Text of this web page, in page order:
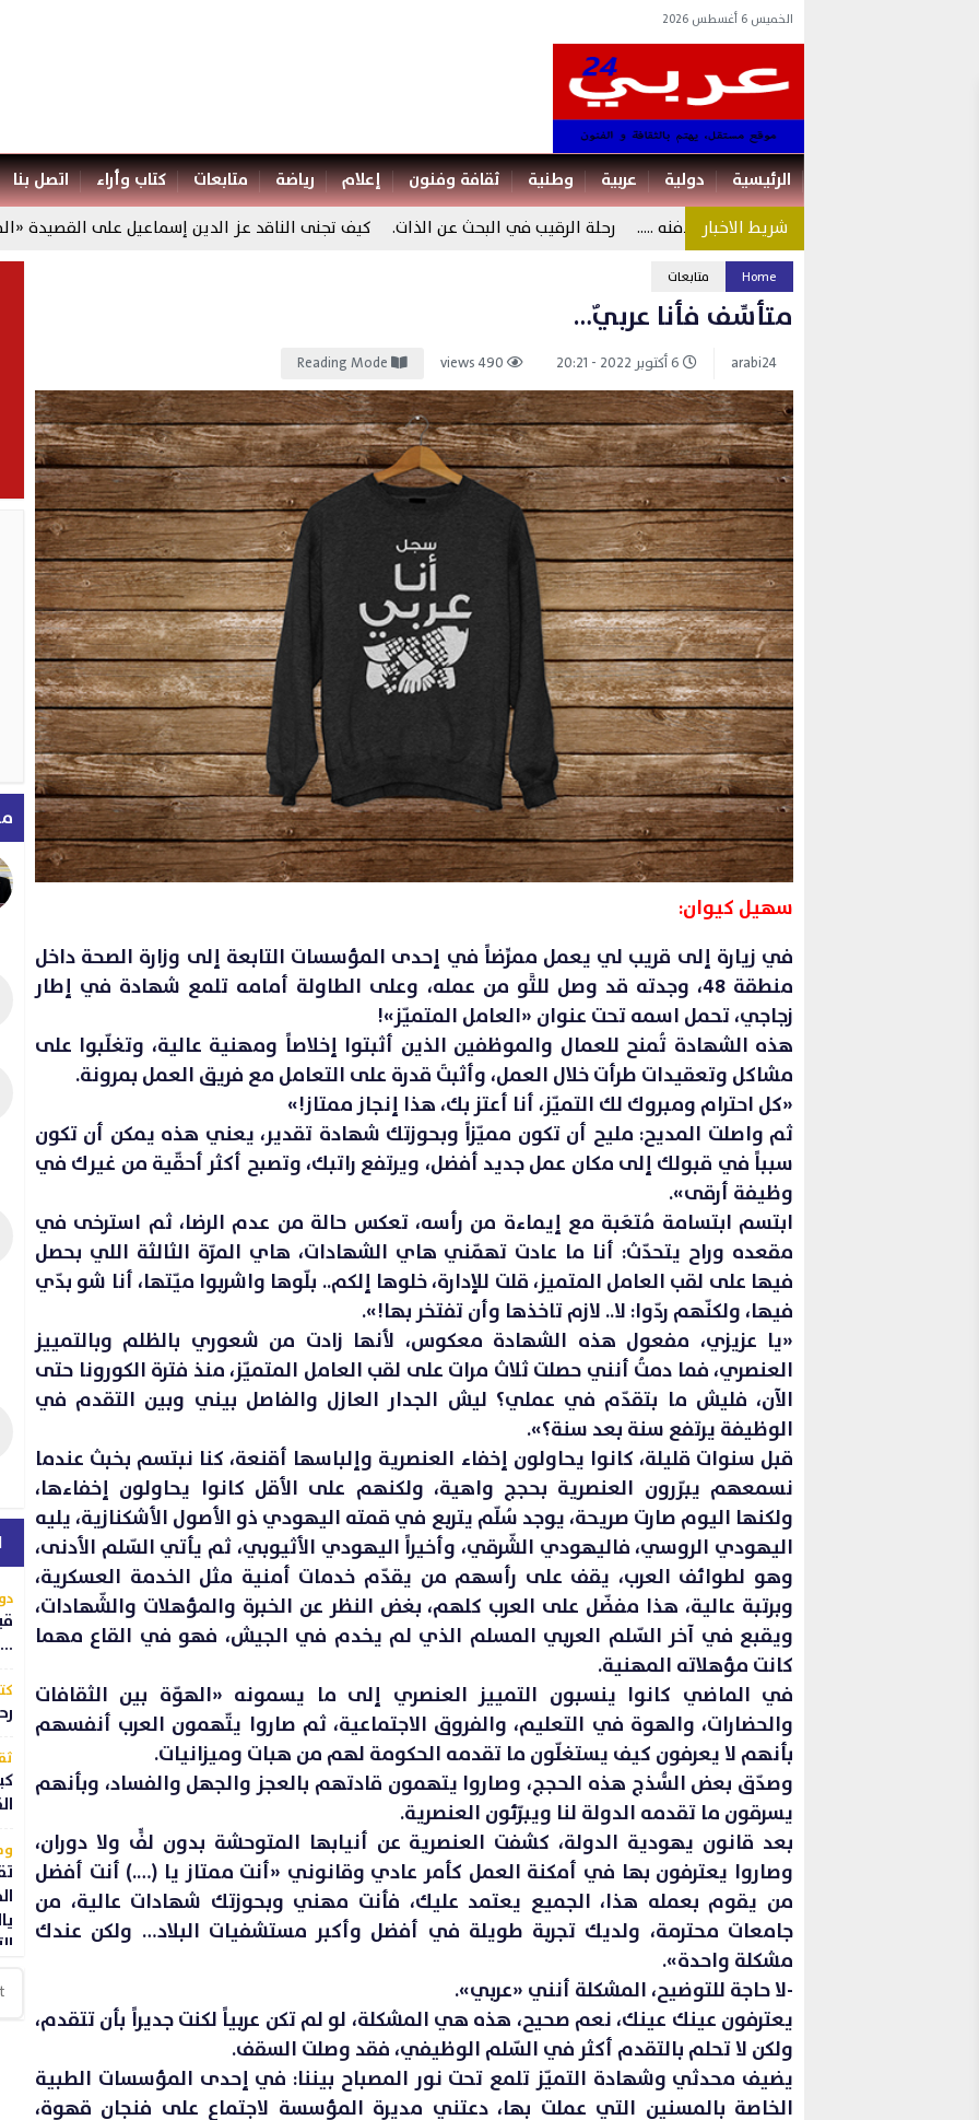
الخميس 6 أغسطس 2026
الرئيسية دولية عربية وطنية ثقافة وفنون إعلام رياضة متابعات كتاب وأراء اتصل بنا
مات سياسيا واكرام الميت دفنه …..
رحلة الرقيب في البحث عن الذات. كيف تجنى الناقد عز الدين إسماعيل على القصيدة
Home متابعات
متأسِّف فأنا عربيٌ…
arabi24
سهيل كيوان:
في زيارة إلى قريب لي يعمل ممرِّضاً في إحدى المؤسسات التابعة إلى وزارة الصحة داخل
منطقة 48، وجدته قد وصل للتَّو من عمله، وعلى الطاولة أمامه تلمع شهادة في إطار
زجاجي، تحمل اسمه تحت عنوان «العامل المتميّز»!
هذه الشهادة تُمنح للعمال والموظفين الذين أثبتوا إخلاصاً ومهنية عالية، وتغلّبوا على
مشاكل وتعقيدات طرأت خلال العمل، وأثبتَ قدرة على التعامل مع فريق العمل بمرونة.
«كل احترام ومبروك لك التميّز، أنا أعتز بك، هذا إنجاز ممتاز!»
ثم واصلت المديح: مليح أن تكون مميّزاً وبحوزتك شهادة تقدير، يعني هذه يمكن أن تكون
سبباً في قبولك إلى مكان عمل جديد أفضل، ويرتفع راتبك، وتصبح أكثر أحقّية من غيرك في
وظيفة أرقى».
ابتسم ابتسامة مُتعَبة مع إيماءة من رأسه، تعكس حالة من عدم الرضا، ثم استرخى في
مقعده وراح يتحدّث: أنا ما عادت تهمّني هاي الشهادات، هاي المرّة الثالثة اللي بحصل
فيها على لقب العامل المتميز، قلت للإدارة، خلوها إلكم.. بلّوها واشربوا ميّتها، أنا شو بدّي
فيها، ولكنّهم ردّوا: لا.. لازم تاخذها وأن تفتخر بها!».
«يا عزيزي، مفعول هذه الشهادة معكوس، لأنها زادت من شعوري بالظلم وبالتمييز
العنصري، فما دمتُ أنني حصلت ثلاث مرات على لقب العامل المتميّز، منذ فترة الكورونا حتى
الآن، فليش ما بتقدّم في عملي؟ ليش الجدار العازل والفاصل بيني وبين التقدم في
الوظيفة يرتفع سنة بعد سنة؟».
قبل سنوات قليلة، كانوا يحاولون إخفاء العنصرية وإلباسها أقنعة، كنا نبتسم بخبث عندما
نسمعهم يبرّرون العنصرية بحجج واهية، ولكنهم على الأقل كانوا يحاولون إخفاءها،
ولكنها اليوم صارت صريحة، يوجد سُلّم يتربع في قمته اليهودي ذو الأصول الأشكنازية، يليه
اليهودي الروسي، فاليهودي الشّرقي، وأخيراً اليهودي الأثيوبي، ثم يأتي السّلم الأدنى،
وهو لطوائف العرب، يقف على رأسهم من يقدّم خدمات أمنية مثل الخدمة العسكرية،
وبرتبة عالية، هذا مفضّل على العرب كلهم، بغض النظر عن الخبرة والمؤهلات والشّهادات،
ويقبع في آخر السّلم العربي المسلم الذي لم يخدم في الجيش، فهو في القاع مهما
كانت مؤهلاته المهنية.
في الماضي كانوا ينسبون التمييز العنصري إلى ما يسمونه «الهوّة بين الثقافات
والحضارات، والهوة في التعليم، والفروق الاجتماعية، ثم صاروا يتّهمون العرب أنفسهم
بأنهم لا يعرفون كيف يستغلّون ما تقدمه الحكومة لهم من هبات وميزانيات.
وصدّق بعض السُّذج هذه الحجج، وصاروا يتهمون قادتهم بالعجز والجهل والفساد، وبأنهم
يسرقون ما تقدمه الدولة لنا ويبرّئون العنصرية.
بعد قانون يهودية الدولة، كشفت العنصرية عن أنيابها المتوحشة بدون لفٍّ ولا دوران،
وصاروا يعترفون بها في أمكنة العمل كأمر عادي وقانوني «أنت ممتاز يا (….) أنت أفضل
من يقوم بعمله هذا، الجميع يعتمد عليك، فأنت مهني وبحوزتك شهادات عالية، من
جامعات محترمة، ولديك تجربة طويلة في أفضل وأكبر مستشفيات البلاد… ولكن عندك
مشكلة واحدة».
-لا حاجة للتوضيح، المشكلة أنني «عربي».
يعترفون عينك عينك، نعم صحيح، هذه هي المشكلة، لو لم تكن عربياً لكنت جديراً بأن تتقدم،
ولكن لا تحلم بالتقدم أكثر في السّلم الوظيفي، فقد وصلت السقف.
يضيف محدثي وشهادة التميّز تلمع تحت نور المصباح بيننا: في إحدى المؤسسات الطبية
الخاصة بالمسنين التي عملت بها، دعتني مديرة المؤسسة لاجتماع على فنجان قهوة،